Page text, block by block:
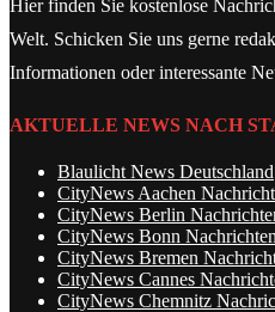
Hier finden Sie kostenlose
Welt. Schicken Sie uns gerne
Informationen oder interessante
AKTUELLE NEWS NACH
Blaulicht News Deutschland
CityNews Aachen
CityNews Berlin
CityNews Bonn Nachrichten
CityNews Bremen
CityNews Cannes
CityNews Chemnitz